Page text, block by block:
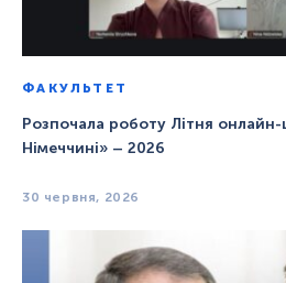
ФАКУЛЬТЕТ
Розпочала роботу Літня
Німеччині» – 2026
30 червня, 2026